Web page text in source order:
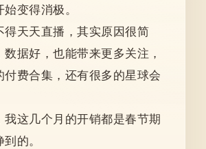
变得消极。
得天天直播，其实原因很简
据好，也能带来更多关注，
付费合集，还有很多的星球会
我这几个月的开销都是春节期
的。